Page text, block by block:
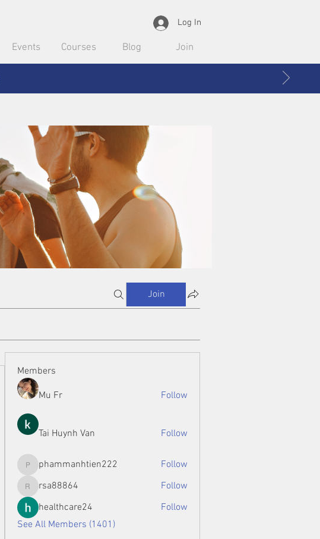
Log In
Events Courses Blog Join
Join
Members
Mu Fr Follow
Tai Huynh Van Follow
phammanhtien222
phammanhtien222 Follow
rsa88864
rsa88864
Follow
healthcare24
Follow
See All Members (1401)